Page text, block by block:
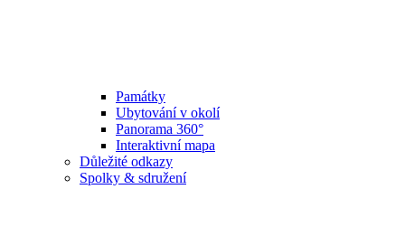
Památky
Ubytování v okolí
Panorama 360°
Interaktivní mapa
Důležité odkazy
Spolky & sdružení